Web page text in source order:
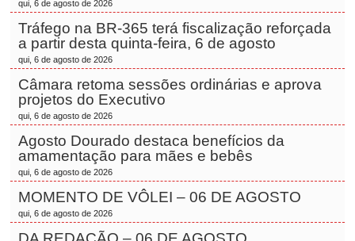
qui, 6 de agosto de 2026
Tráfego na BR-365 terá fiscalização reforçada
a partir desta quinta-feira, 6 de agosto
qui, 6 de agosto de 2026
Câmara retoma sessões ordinárias e aprova
projetos do Executivo
qui, 6 de agosto de 2026
Agosto Dourado destaca benefícios da
amamentação para mães e bebês
qui, 6 de agosto de 2026
MOMENTO DE VÔLEI – 06 DE AGOSTO
qui, 6 de agosto de 2026